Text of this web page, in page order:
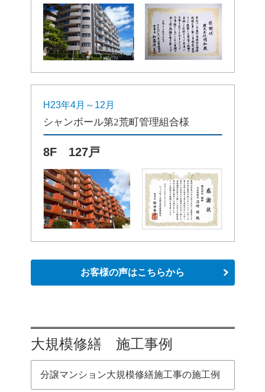
H23年4月～12月
シャンボール第2荒町管理組合様
8F 127戸
お客様の声はこちらから
大規模修繕 施工事例
分譲マンション大規模修繕施工事の施工例